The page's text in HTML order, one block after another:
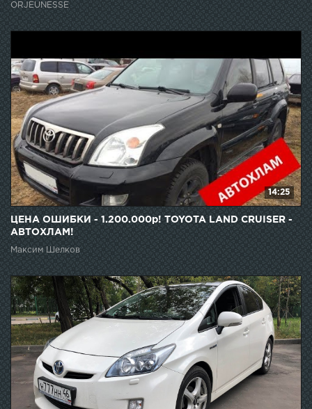
ORJEUNESSE
14:25
ЦЕНА ОШИБКИ - 1.200.000р! TOYOTA LAND CRUISER -
АВТОХЛАМ!
Максим Шелков